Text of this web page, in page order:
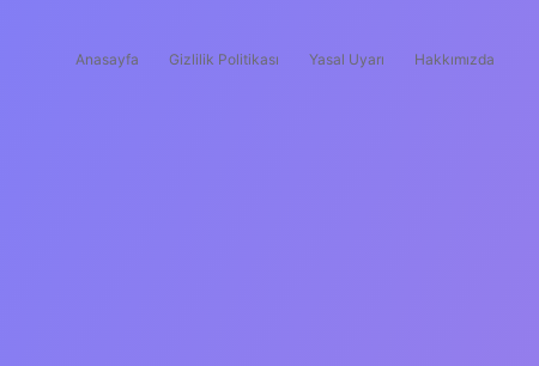
Anasayfa Gizlilik Politikası Yasal Uyarı Hakkımızda